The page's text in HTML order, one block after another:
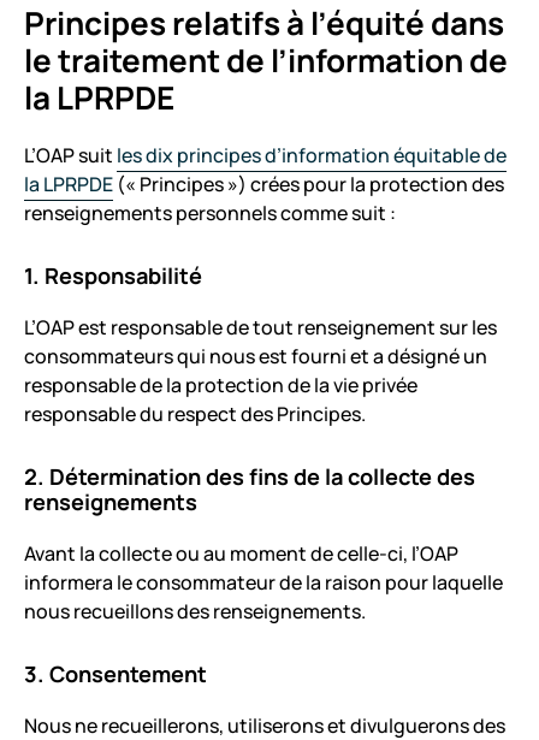
Principes relatifs à l’équité dans
le traitement de l’information de
la LPRPDE
L’OAP suit les dix principes d’information équitable de
la LPRPDE (« Principes ») crées pour la protection des
renseignements personnels comme suit :
1. Responsabilité
L’OAP est responsable de tout renseignement sur les
consommateurs qui nous est fourni et a désigné un
responsable de la protection de la vie privée
responsable du respect des Principes.
2. Détermination des fins de la collecte des
renseignements
Avant la collecte ou au moment de celle-ci, l’OAP
informera le consommateur de la raison pour laquelle
nous recueillons des renseignements.
3. Consentement
Nous ne recueillerons, utiliserons et divulguerons des